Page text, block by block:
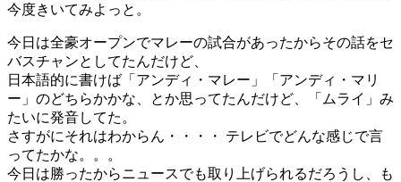
今度きいてみよっと。
今日は全豪オープンでマレーの試合があったからその話をセ
バスチャンとしてたんだけど、
日本語的に書けば「アンディ・マレー」「アンディ・マリ
ー」のどちらかかな、とか思ってたんだけど、「ムライ」み
たいに発音してた。
さすがにそれはわからん・・・・ テレビでどんな感じで言
ってたかな。。。
今日は勝ったからニュースでも取り上げられるだろうし、も